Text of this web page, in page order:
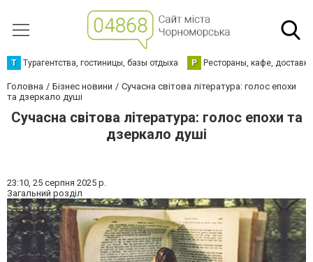
Т Турагентства, гостиницы, базы отдыха Р Рестораны, кафе,
Головна Бізнес новини
Сучасна світова література: голос епохи
та дзеркало душі
Сучасна світова література: голос епохи та
дзеркало душі
23:10, 25 серпня 2025 р.
Загальний розділ